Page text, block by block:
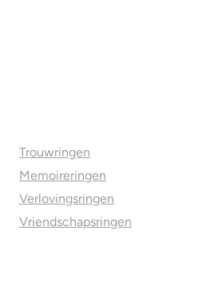
Trouwringen
Memoireringen
Verlovingsringen
Vriendschapsringen